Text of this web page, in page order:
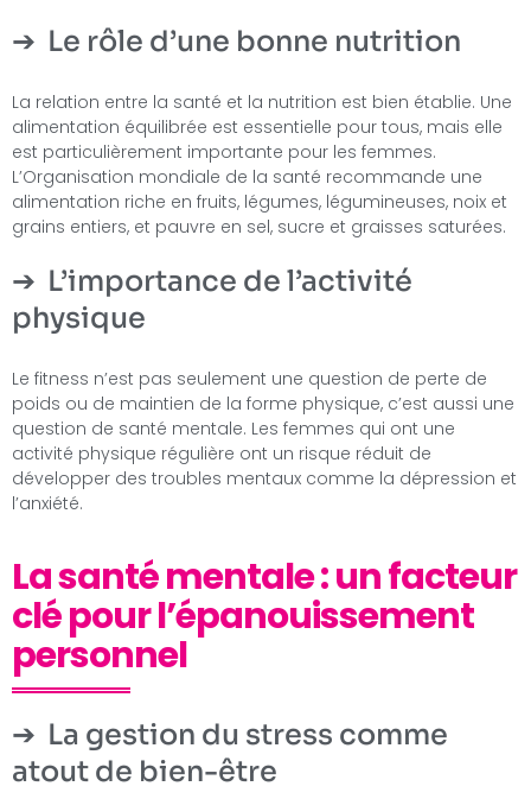
Le rôle d’une bonne nutrition
La relation entre la santé et la nutrition est bien établie. Une
alimentation équilibrée est essentielle pour tous, mais elle
est particulièrement importante pour les femmes.
L’Organisation mondiale de la santé recommande une
alimentation riche en fruits, légumes, légumineuses, noix et
grains entiers, et pauvre en sel, sucre et graisses saturées.
L’importance de l’activité
physique
Le fitness n’est pas seulement une question de perte de
poids ou de maintien de la forme physique, c’est aussi une
question de santé mentale. Les femmes qui ont une
activité physique régulière ont un risque réduit de
développer des troubles mentaux comme la dépression et
l’anxiété.
La santé mentale : un facteur
clé pour l’épanouissement
personnel
La gestion du stress comme
atout de bien-être